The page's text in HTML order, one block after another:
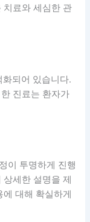
치료와 세심한 관
되어 있습니다.
진료는 환자가
이 투명하게 진행
세한 설명을 제
대해 확실하게